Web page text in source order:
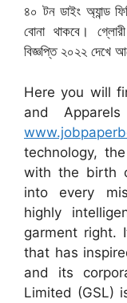
৪০ টন ডাইং অ্যান্ড
বোনা থাকবে।
বিজ্ঞপ্তি ২০২২ দেখে
Here you will
and
technology,
with the birth
into every
highly
garment right.
that has
and its
Limited (GSL)